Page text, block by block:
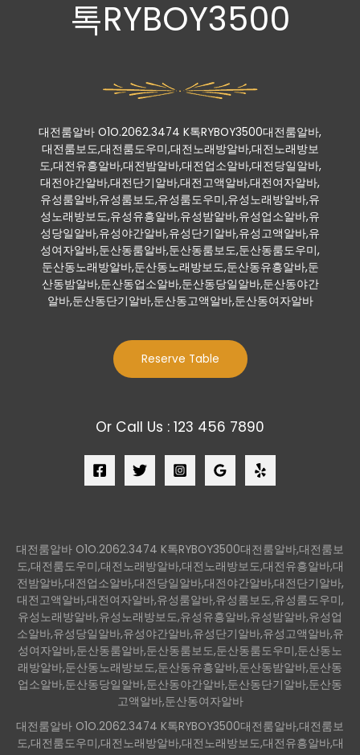
톡RYBOY3500
대전룸알바 O1O.2062.3474 K톡RYBOY3500대전룸알바,
대전룸보도,대전룸도우미,대전노래방알바,대전노래방보
도,대전유흥알바,대전밤알바,대전업소알바,대전당일알바,
대전야간알바,대전단기알바,대전고액알바,대전여자알바,
유성룸알바,유성룸보도,유성룸도우미,유성노래방알바,유
성노래방보도,유성유흥알바,유성밤알바,유성업소알바,유
성당일알바,유성야간알바,유성단기알바,유성고액알바,유
성여자알바,둔산동룸알바,둔산동룸보도,둔산동룸도우미,
둔산동노래방알바,둔산동노래방보도,둔산동유흥알바,둔
산동밤알바,둔산동업소알바,둔산동당일알바,둔산동야간
알바,둔산동단기알바,둔산동고액알바,둔산동여자알바
Reserve Table
Or Call Us : 123 456 7890
대전룸알바 O1O.2062.3474 K톡RYBOY3500대전룸알바,대전룸보
도,대전룸도우미,대전노래방알바,대전노래방보도,대전유흥알바,대
전밤알바,대전업소알바,대전당일알바,대전야간알바,대전단기알바,
대전고액알바,대전여자알바,유성룸알바,유성룸보도,유성룸도우미,
유성노래방알바,유성노래방보도,유성유흥알바,유성밤알바,유성업
소알바,유성당일알바,유성야간알바,유성단기알바,유성고액알바,유
성여자알바,둔산동룸알바,둔산동룸보도,둔산동룸도우미,둔산동노
래방알바,둔산동노래방보도,둔산동유흥알바,둔산동밤알바,둔산동
업소알바,둔산동당일알바,둔산동야간알바,둔산동단기알바,둔산동
고액알바,둔산동여자알바
대전룸알바 O1O.2062.3474 K톡RYBOY3500대전룸알바,대전룸보
도,대전룸도우미,대전노래방알바,대전노래방보도,대전유흥알바,대